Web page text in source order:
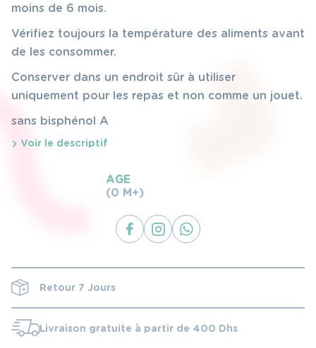
moins de 6 mois.
Vérifiez toujours la température des aliments avant
de les consommer.
Conserver dans un endroit sûr à utiliser
uniquement pour les repas et non comme un jouet.
sans bisphénol A
Voir le descriptif
AGE
(0 M+)
Retour 7 Jours
Livraison gratuite à partir de 400 Dhs